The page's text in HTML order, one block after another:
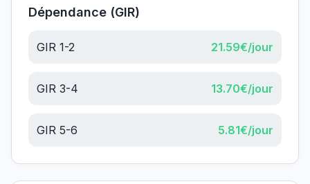
Dépendance (GIR)
GIR 1-2 21.59€/jour
GIR 3-4 13.70€/jour
GIR 5-6 5.81€/jour